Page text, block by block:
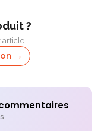
?
article
→